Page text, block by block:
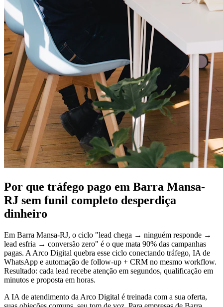
Por que tráfego pago em Barra Mansa-
RJ sem funil completo desperdiça
dinheiro
Em Barra Mansa-RJ, o ciclo "lead chega → ninguém responde →
lead esfria → conversão zero" é o que mata 90% das campanhas
pagas. A Arco Digital quebra esse ciclo conectando tráfego, IA de
WhatsApp e automação de follow-up + CRM no mesmo workflow.
Resultado: cada lead recebe atenção em segundos, qualificação em
minutos e proposta em horas.
A IA de atendimento da Arco Digital é treinada com a sua oferta,